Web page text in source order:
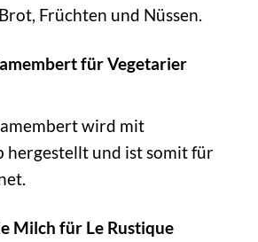
Früchten und Nüssen.
für Vegetarier
wird mit
hergestellt und ist somit für
Milch für Le Rustique